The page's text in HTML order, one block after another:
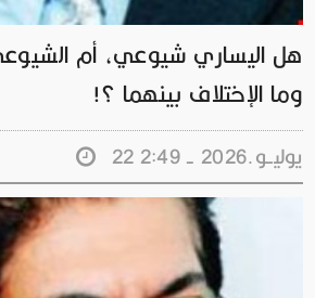
هل اليساري شيوعي، أم
وما الإختلاف بينهما ؟!
22 يوليــو.2026 - 2:49